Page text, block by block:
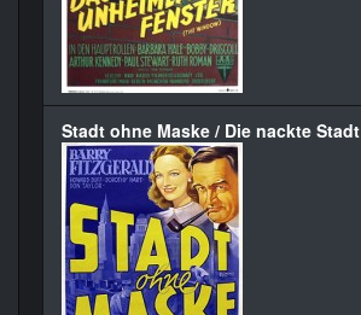
Stadt ohne Maske / Die nackte Stadt